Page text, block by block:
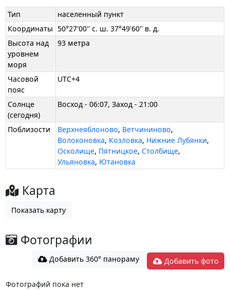
Тип
населенный пункт
Координаты 50°27'00'' с. ш. 37°49'60'' в. д.
Высота над
уровнем
моря
93 метра
Часовой
пояс
UTC+4
Солнце
(сегодня)
Восход - 06:07, Заход - 21:00
Поблизости Верхнеяблоново, Ветчининово,
Волоконовка, Козловка, Нижние Лубянки,
Осколище, Пятницкое, Столбище,
Ульяновка, Ютановка
Карта
Показать карту
Фотографии
Добавить 360° панораму Добавить фото
Фотографий пока нет